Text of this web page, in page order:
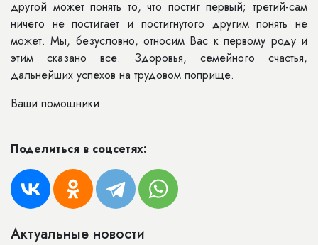
другой может понять то, что постиг первый; третий-сам
ничего не постигает и постигнутого другим понять не
может. Мы, безусловно, относим Вас к первому роду и
этим сказано все. Здоровья, семейного счастья,
дальнейших успехов на трудовом поприще.
Ваши помощники
Поделиться в соцсетях:
Актуальные новости